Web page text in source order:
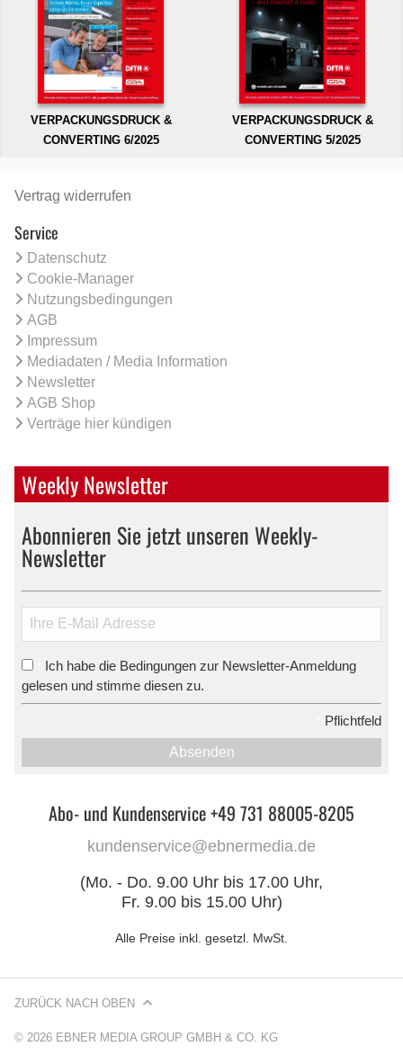
VERPACKUNGSDRUCK &
CONVERTING 6/2025
VERPACKUNGSDRUCK &
CONVERTING 5/2025
Vertrag widerrufen
Service
Datenschutz
Cookie-Manager
Nutzungsbedingungen
AGB
Impressum
Mediadaten / Media Information
Newsletter
AGB Shop
Verträge hier kündigen
Weekly Newsletter
Abonnieren Sie jetzt unseren Weekly-
Newsletter
Ich habe die Bedingungen zur Newsletter-Anmeldung
gelesen und stimme diesen zu.
Pflichtfeld
Absenden
Abo- und Kundenservice +49 731 88005-8205
kundenservice@ebnermedia.de
(Mo. - Do. 9.00 Uhr bis 17.00 Uhr,
Fr. 9.00 bis 15.00 Uhr)
Alle Preise inkl. gesetzl. MwSt.
© 2026 EBNER MEDIA GROUP GMBH & CO. KG
ZURÜCK NACH OBEN